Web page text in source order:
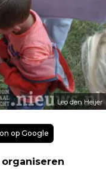
Leo den Heijer
op Google
organiseren